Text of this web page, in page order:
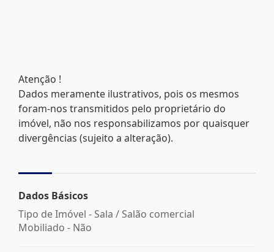
Atenção !
Dados meramente ilustrativos, pois os mesmos
foram-nos transmitidos pelo proprietário do
imóvel, não nos responsabilizamos por quaisquer
divergências (sujeito a alteração).
Dados Básicos
Tipo de Imóvel - Sala / Salão comercial
Mobiliado - Não